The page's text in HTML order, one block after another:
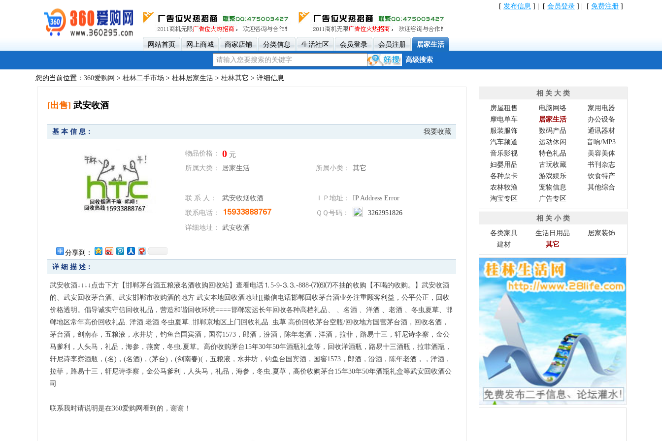
[ 发布信息 ] | [ 会员登录 ] | [ 免费注册 ]
网站首页 网上商城 商家店铺 分类信息 生活社区 会员登录 会员注册 居家生活
高级搜索
您的当前位置： 360爱购网 > 桂林二手市场 > 桂林居家生活 > 桂林其它 > 详细信息
[出售] 武安收酒
基 本 信 息： 我要收藏
分享到：
物品价格： 0元
所属大类：
居家生活 所属小类： 其它
联 系 人： 武安收烟收酒 ＩＰ地址：
IP Address Error
联系电话：
ＱＱ号码：
3262951826
详细地址：
武安收酒
详 细 描 述：
武安收酒↓↓↓↓点击下方【邯郸茅台酒五粮液名酒收购回收站】查看电话⒈5-9-⒊⒊-888-⑺⑹⑺不抽的收购​【不喝的收购。】武安收酒
的、武安回收茅台酒、武安邯郸市收购酒的地方 武安本地回收酒地址[[徽信电话邯郸回收茅台酒业务注重顾客利益，公平公正，回收
价格透明。倡导诚实守信回收礼品，营造和谐回收环境====邯郸宏运长年回收各种高档礼品、 、名酒 、洋酒 、老酒 、冬虫夏草、邯
郸地区常年高价回收礼品. 洋酒.老酒.冬虫夏草..邯郸京地区上门回收礼品..虫草 高价回收茅台空瓶/回收地方国营茅台酒，回收名酒，
茅台酒，剑南春，五粮液，水井坊，钓鱼台国宾酒，国窖1573，郎酒，汾酒，陈年老酒，洋酒，拉菲，路易十三，轩尼诗李察，金公
马爹利，人头马，礼品，海参，燕窝，冬虫.夏草。高价收购茅台15年30年50年酒瓶礼盒等，回收洋酒瓶，路易十三酒瓶，拉菲酒瓶，
轩尼诗李察酒瓶，(名)，(名酒)，(茅台)，(剑南春)(，五粮液，水井坊，钓鱼台国宾酒，国窖1573，郎酒，汾酒，陈年老酒，，洋酒，
拉菲，路易十三，轩尼诗李察，金公马爹利，人头马，礼品，海参，冬虫.夏草，高价收购茅台15年30年50年酒瓶礼盒等武安回收酒公
司
联系我时请说明是在360爱购网看到的，谢谢！
相 关 大 类
房屋租售
电脑网络
家用电器
摩电单车
居家生活
办公设备
服装服饰
数码产品
通讯器材
汽车频道
运动休闲
音响/MP3
音乐影视
特色礼品
美容美体
妇婴用品
古玩收藏
书刊杂志
各种票卡
游戏娱乐
饮食特产
农林牧渔
宠物信息
其他综合
淘宝专区
广告专区
相 关 小 类
各类家具
生活日用品
居家装饰
建材
其它